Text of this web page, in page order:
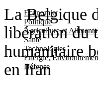
Economie
Politique
Agriculture et
Santé
Technologies
Energie,
Défense
La Belgique
libération du
humanitaire
en Iran